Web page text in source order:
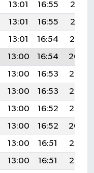
13:01 16:55
20:13
13:01 16:55
20:12
13:01 16:54
20:10
13:00 16:54
20:09
13:00 16:53
20:08
13:00 16:53
20:07
13:00 16:52
20:05
13:00 16:52
20:04
13:00 16:51
20:03
13:00 16:51
20:02